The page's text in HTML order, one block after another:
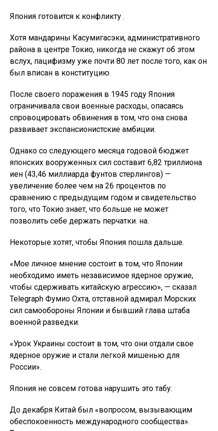
Япония готовится к конфликту .
Хотя мандарины Касумигасэки, административного
района в центре Токио, никогда не скажут об этом
вслух, пацифизму уже почти 80 лет после того, как он
был вписан в конституцию.
После своего поражения в 1945 году Япония
ограничивала свои военные расходы, опасаясь
спровоцировать обвинения в том, что она снова
развивает экспансионистские амбиции.
Однако со следующего месяца годовой бюджет
японских вооруженных сил составит 6,82 триллиона
иен (43,46 миллиарда фунтов стерлингов) —
увеличение более чем на 26 процентов по
сравнению с предыдущим годом и свидетельство
того, что Токио знает, что больше не может
позволить себе держать перчатки. на.
Некоторые хотят, чтобы Япония пошла дальше.
«Мое личное мнение состоит в том, что Японии
необходимо иметь независимое ядерное оружие,
чтобы сдерживать китайскую агрессию», — сказал
Telegraph Фумио Охта, отставной адмирал Морских
сил самообороны Японии и бывший глава штаба
военной разведки.
«Урок Украины состоит в том, что они отдали свое
ядерное оружие и стали легкой мишенью для
России».
Япония не совсем готова нарушить это табу.
До декабря Китай был «вопросом, вызывающим
обеспокоенность международного сообщества».